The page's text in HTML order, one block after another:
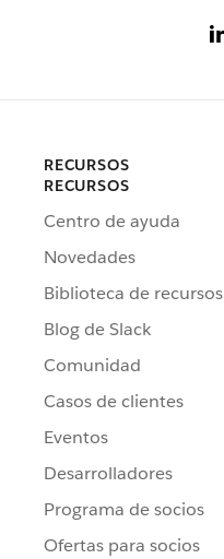
RECURSOS
RECURSOS
Centro de ayuda
Novedades
Biblioteca de recursos
Blog de Slack
Comunidad
Casos de clientes
Eventos
Desarrolladores
Programa de socios
Ofertas para socios